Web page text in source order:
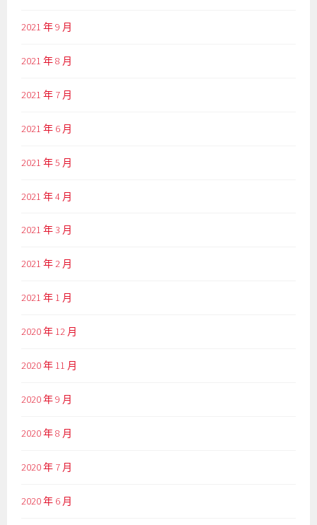
2021 年 9 月
2021 年 8 月
2021 年 7 月
2021 年 6 月
2021 年 5 月
2021 年 4 月
2021 年 3 月
2021 年 2 月
2021 年 1 月
2020 年 12 月
2020 年 11 月
2020 年 9 月
2020 年 8 月
2020 年 7 月
2020 年 6 月